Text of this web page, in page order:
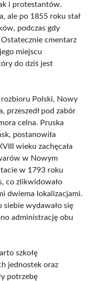
i protestantów.
ale po 1855 roku stał
podczas gdy
cmentarz
miejscu
do dziś jest
Polski, Nowy
przeszedł pod zabór
celna. Pruska
postanowiła
wieku zachęcała
w Nowym
w 1793 roku
co zlikwidowało
dwiema lokalizacjami.
wydawało się
administrację obu
szkołę
jednostek oraz
potrzebę